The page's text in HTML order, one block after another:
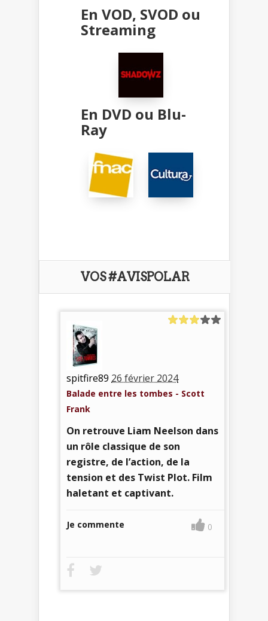
En VOD, SVOD ou
Streaming
En DVD ou Blu-
Ray
VOS #AVISPOLAR
spitfire89 26 février 2024
Balade entre les tombes - Scott
Frank
On retrouve Liam Neelson dans
un rôle classique de son
registre, de l’action, de la
tension et des Twist Plot. Film
haletant et captivant.
Je commente 0